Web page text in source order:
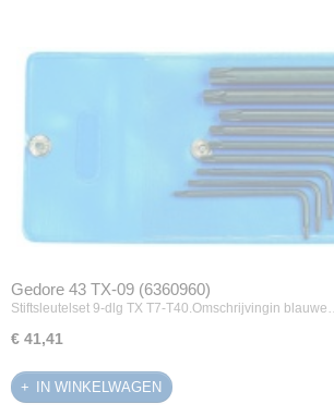
Gedore 43 TX-09 (6360960)
Stiftsleutelset 9-dlg TX T7-T40.Omschrijvingin blauwe…
€ 41,41
IN WINKELWAGEN